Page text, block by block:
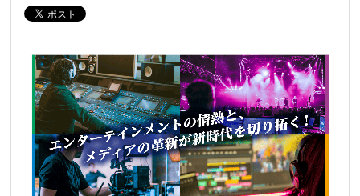
REPAIR
修理依頼 総合カタログ お問合せ